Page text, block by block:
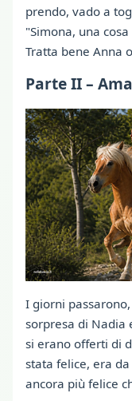
prendo, vado a
"Simona, una
Tratta bene Anna
Parte II –
I giorni
sorpresa di Nadia
si erano offerti di
stata felice, era
ancora più felice